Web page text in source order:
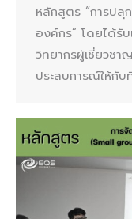
หลักสูตร “การปลุ
องค์กร” โดยได้รั
วิทยากรผู้เชี่ยวชา
ประสบการณ์ให้กับ